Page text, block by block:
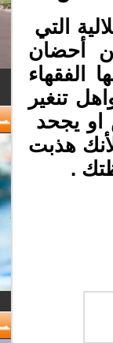
التي
أحضان
الفقهاء
تنغير
او يجحد
هذبت
.